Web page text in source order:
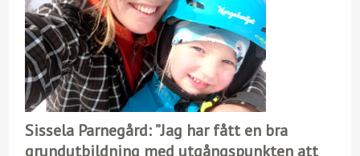
Sissela Parnegård: ”Jag har fått en bra
grundutbildning med utgångspunkten att